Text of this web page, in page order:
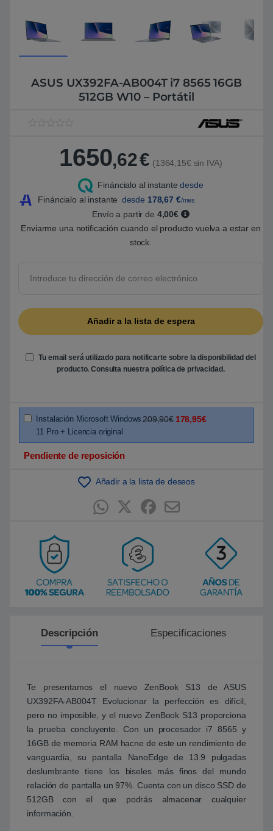
ASUS UX392FA-AB004T i7 8565 16GB
512GB W10 – Portátil
o
5
0
5
s
c
i
d
e
c
1650,62€ (1364,15€ sin IVA)
Fináncialo al instante desde
Fináncialo al instante desde 178,67 €/mes
Envío a partir de 4,00€
Enviarme una notificación cuando el producto vuelva a estar en
stock.
Tu email será utilizado para notificarte sobre la disponibilidad del
producto. Consulta nuestra política de privacidad.
Instalación Microsoft Windows
11 Pro + Licencia original
209,90€ 178,95€
Pendiente de reposición
Añadir a la lista de deseos
Descripción Especificaciones
Te presentamos el nuevo ZenBook S13 de ASUS
UX392FA-AB004T Evolucionar la perfección es difícil,
pero no imposible, y el nuevo ZenBook S13 proporciona
la prueba concluyente. Con un procesador i7 8565 y
16GB de memoria RAM hacne de este un rendimiento de
vanguardia, su pantalla NanoEdge de 13.9 pulgadas
deslumbrante tiene los biseles más finos del mundo
relación de pantalla un 97%. Cuenta con un disco SSD de
512GB con el que podrás almacenar cualquier
información.